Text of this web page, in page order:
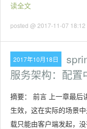
读全文
posted @ 2017-11-07 18:12
2017年10月18日
服务架构：配置
摘要： 前言 上一章最后
生效，这在实际的场景
载只能由客户端发起，